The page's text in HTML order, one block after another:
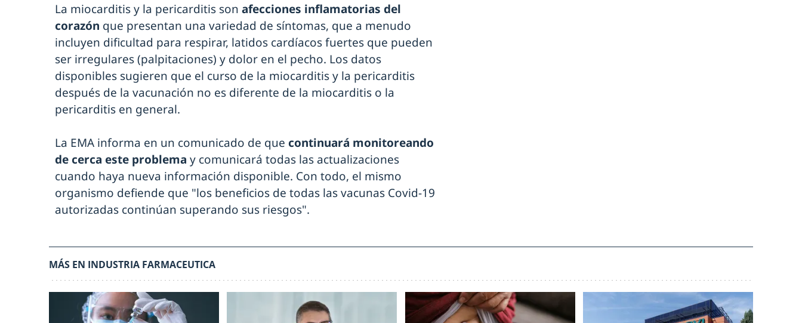
La miocarditis y la pericarditis son afecciones inflamatorias del
corazón que presentan una variedad de síntomas, que a menudo
incluyen dificultad para respirar, latidos cardíacos fuertes que pueden
ser irregulares (palpitaciones) y dolor en el pecho. Los datos
disponibles sugieren que el curso de la miocarditis y la pericarditis
después de la vacunación no es diferente de la miocarditis o la
pericarditis en general.
La EMA informa en un comunicado de que continuará monitoreando
de cerca este problema y comunicará todas las actualizaciones
cuando haya nueva información disponible. Con todo, el mismo
organismo defiende que "los beneficios de todas las vacunas Covid-19
autorizadas continúan superando sus riesgos".
MÁS EN INDUSTRIA FARMACEUTICA